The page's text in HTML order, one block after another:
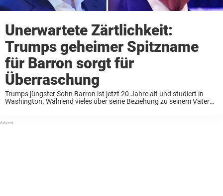
Unerwartete Zärtlichkeit:
Trumps geheimer Spitzname
für Barron sorgt für
Überraschung
Trumps jüngster Sohn Barron ist jetzt 20 Jahre alt und studiert in
Washington. Während vieles über seine Beziehung zu seinem Vater